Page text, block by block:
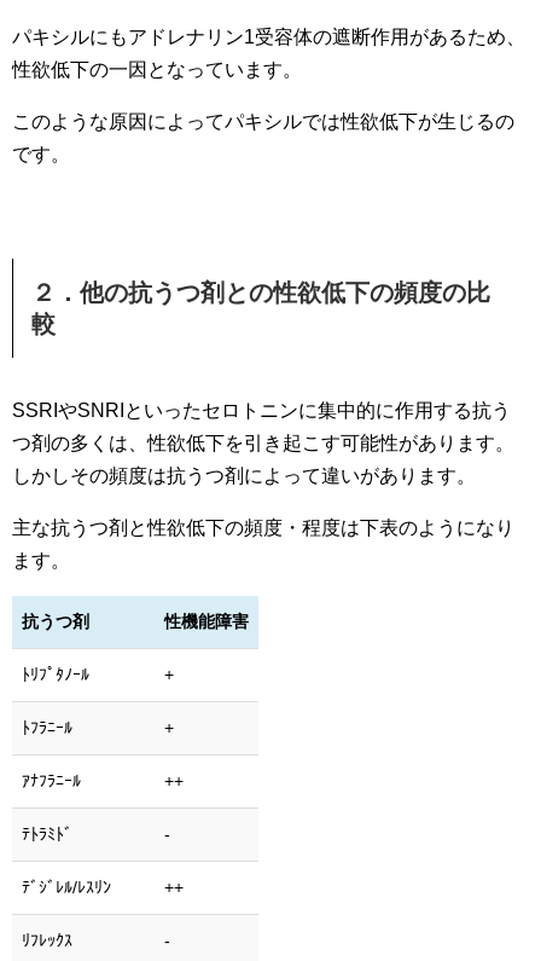
パキシルにもアドレナリン1受容体の遮断作用があるため、
性欲低下の一因となっています。
このような原因によってパキシルでは性欲低下が生じるの
です。
２．他の抗うつ剤との性欲低下の頻度の比
較
SSRIやSNRIといったセロトニンに集中的に作用する抗う
つ剤の多くは、性欲低下を引き起こす可能性があります。
しかしその頻度は抗うつ剤によって違いがあります。
主な抗うつ剤と性欲低下の頻度・程度は下表のようになり
ます。
抗うつ剤 性機能障害
ﾄﾘﾌﾟﾀﾉｰﾙ +
ﾄﾌﾗﾆｰﾙ +
ｱﾅﾌﾗﾆｰﾙ ++
ﾃﾄﾗﾐﾄﾞ -
ﾃﾞｼﾞﾚﾙ/ﾚｽﾘﾝ ++
ﾘﾌﾚｯｸｽ -